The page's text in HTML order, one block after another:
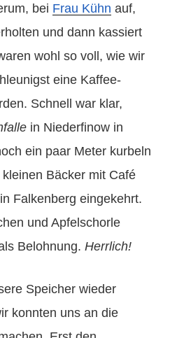
bei Frau Kühn auf,
und dann kassiert
wohl so voll, wie wir
eine Kaffee-
Schnell war klar,
in Niederfinow in
ein paar Meter kurbeln
Bäcker mit Café
Falkenberg eingekehrt.
und Apfelschorle
Belohnung. Herrlich!
Speicher wieder
konnten uns an die